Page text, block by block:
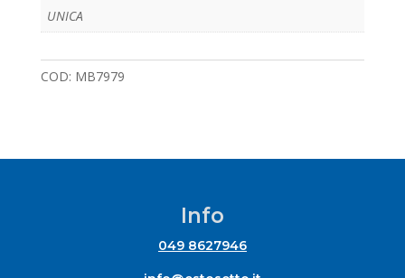
UNICA
COD: MB7979
Info
049 8627946